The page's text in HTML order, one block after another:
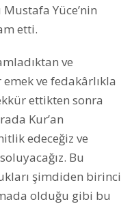
Yüce’nin
etti.
ve
ve fedakârlıkla
ettikten sonra
Kur’an
edeceğiz ve
Bu
şimdiden birinci
olduğu gibi bu